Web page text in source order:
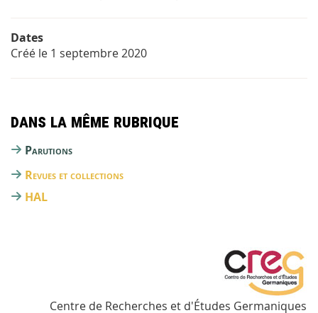
Dates
Créé le 1 septembre 2020
Dans la même rubrique
Parutions
Revues et collections
HAL
Centre de Recherches et d'Études Germaniques